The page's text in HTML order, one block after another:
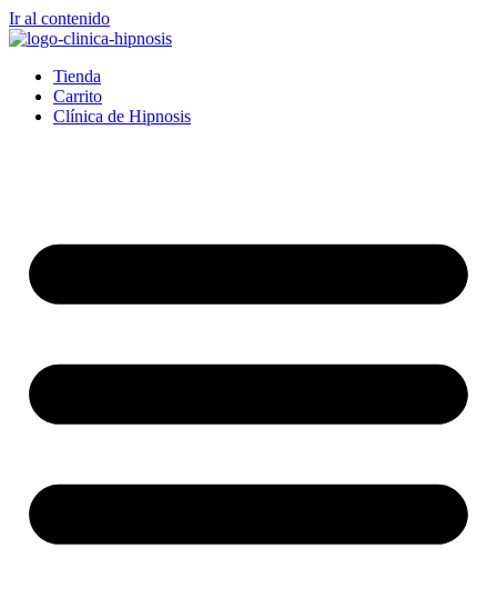
Ir al contenido
Tienda
Carrito
Clínica de Hipnosis